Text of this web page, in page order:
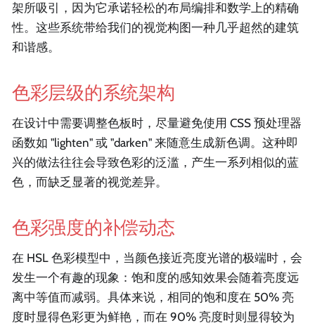
架所吸引，因为它承诺轻松的布局编排和数学上的精确
性。这些系统带给我们的视觉构图一种几乎超然的建筑
和谐感。
色彩层级的系统架构
在设计中需要调整色板时，尽量避免使用 CSS 预处理器
函数如 "lighten" 或 "darken" 来随意生成新色调。这种即
兴的做法往往会导致色彩的泛滥，产生一系列相似的蓝
色，而缺乏显著的视觉差异。
色彩强度的补偿动态
在 HSL 色彩模型中，当颜色接近亮度光谱的极端时，会
发生一个有趣的现象：饱和度的感知效果会随着亮度远
离中等值而减弱。具体来说，相同的饱和度在 50% 亮
度时显得色彩更为鲜艳，而在 90% 亮度时则显得较为